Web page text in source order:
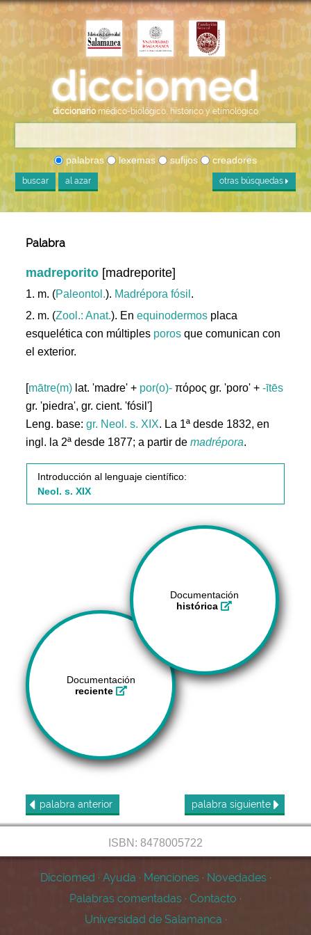
diccionario médico-biológico, histórico y etimológico
palabras lexemas sufijos creadores
buscar al azar otras búsquedas
Palabra
madreporito [madreporite]
1. m. (Paleontol.). Madrépora fósil .
2. m. (Zool.: Anat.). Enequinodermos placa
esquelética con múltiples poros que comunican con
el exterior.
[mātre(m) lat. 'madre' + por(o)- πόρος gr. 'poro' +-ītēs
gr. 'piedra', gr. cient. 'fósil']
Leng. base:gr. Neol. s. XIX. La 1ª desde 1832, en
ingl. la 2ª desde 1877; a partir demadrépora.
Introducción al lenguaje científico:
Neol. s. XIX
Documentación
histórica
Documentación
reciente
palabra anterior palabra siguiente
ISBN: 8478005722
Dicciomed · Ayuda · Menciones · Novedades ·
Palabras comentadas · Contacto ·
Universidad de Salamanca ·